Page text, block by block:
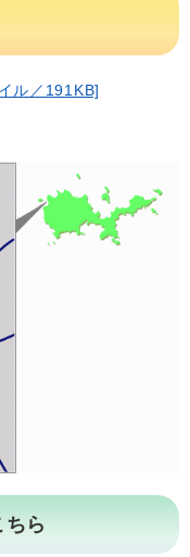
ル／191KB]
ら